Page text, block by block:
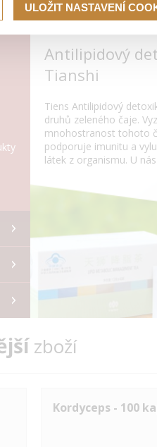
Antilipidový
Tianshi
Tiens Antilipidový
druhů zeleného čaje.
mnohostranost tohoto
podporuje imunitu a
látek z organismu. U
zboží
Kordyceps - 100
ULOŽIT NASTAVENÍ